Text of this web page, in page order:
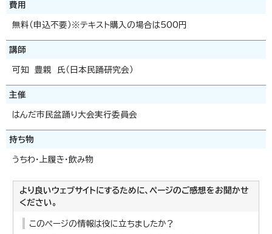
費用
無料（申込不要）※テキスト購入の場合は500円
講師
可知 豊親 氏（日本民踊研究会）
主催
はんだ市民盆踊り大会実行委員会
持ち物
うちわ・上履き・飲み物
より良いウェブサイトにするために、ページのご感想をお聞かせ
ください。
このページの情報は役に立ちましたか？